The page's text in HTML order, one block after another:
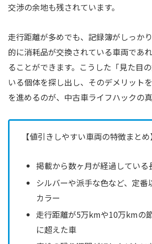
交渉の余地も残されています。
走行距離が多めでも、記録簿がしっか
的に消耗品が交換されている車両であ
ることができます。こうした「見た目
いる個体を探し出し、そのデメリット
を進めるのが、中古車ライフハックの真
【値引きしやすい車両の特徴まとめ
掲載から数ヶ月が経過している
シルバーや派手な色など、定番
カラー
走行距離が5万kmや10万kmの
に超えた車